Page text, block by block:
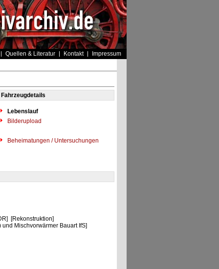
Quellen & Literatur Kontakt Impressum
Fahrzeugdetails
Lebenslauf
Bilderupload
Beheimatungen / Untersuchungen
[Rekonstruktion]
Mischvorwärmer Bauart IfS]